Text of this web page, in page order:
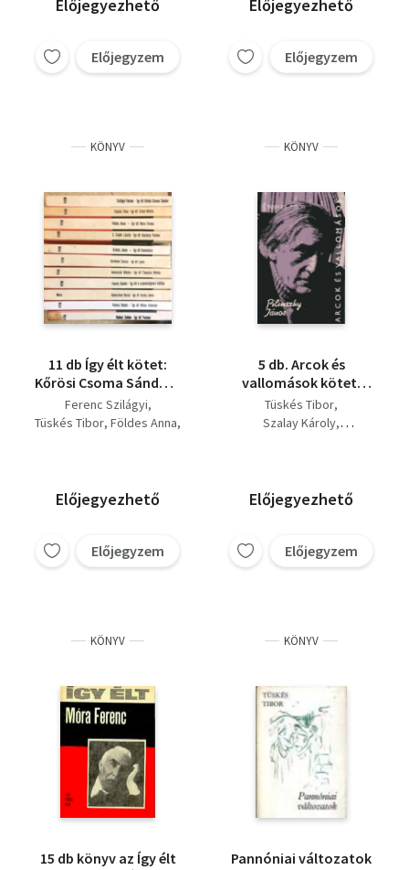
Előjegyezhető
Előjegyzem
Előjegyezhető
Előjegyzem
KÖNYV
11 db Így élt kötet:
Kőrösi Csoma Sándor -
Móra Ferenc - Zrínyi
Miklós - Kazinczy
szabadságharc költője
- Arany János - Mikes
Ferenc Szilágyi
Tüskés Tibor Földes Anna
Koroknai Zsuzsa
Keresztury Dezső
Előjegyezhető
Előjegyzem
KÖNYV
5 db. Arcok és
vallomások kötet:
Pilinszky János -
Karinthy Ferenc - Déry
Tüskés Tibor
Szalay Károly
Előjegyezhető
Előjegyzem
KÖNYV
15 db könyv az Így élt
KÖNYV
Pannóniai változatok